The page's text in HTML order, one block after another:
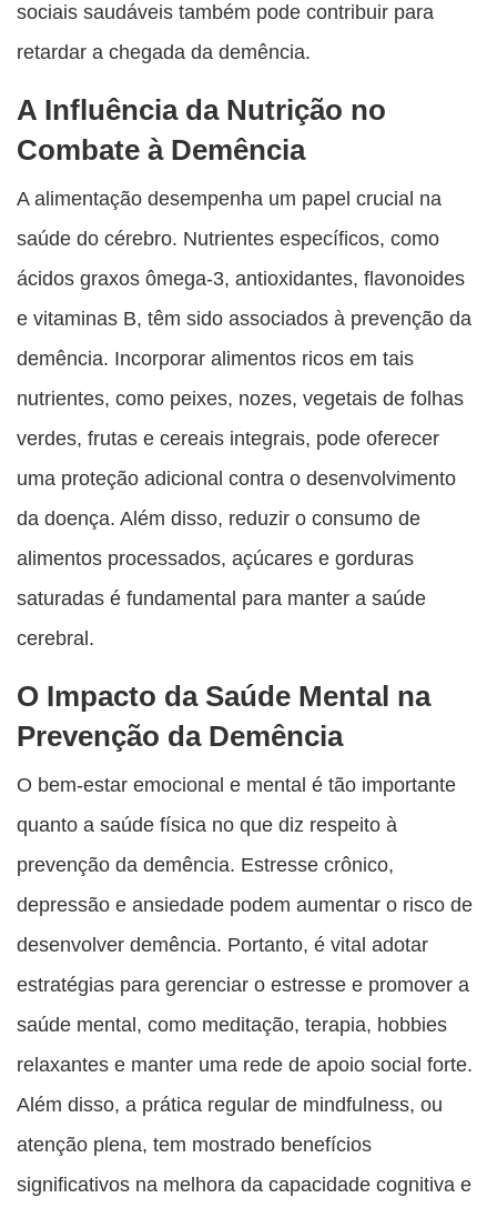
sociais saudáveis também pode contribuir para
retardar a chegada da demência.
A Influência da Nutrição no
Combate à Demência
A alimentação desempenha um papel crucial na
saúde do cérebro. Nutrientes específicos, como
ácidos graxos ômega-3, antioxidantes, flavonoides
e vitaminas B, têm sido associados à prevenção da
demência. Incorporar alimentos ricos em tais
nutrientes, como peixes, nozes, vegetais de folhas
verdes, frutas e cereais integrais, pode oferecer
uma proteção adicional contra o desenvolvimento
da doença. Além disso, reduzir o consumo de
alimentos processados, açúcares e gorduras
saturadas é fundamental para manter a saúde
cerebral.
O Impacto da Saúde Mental na
Prevenção da Demência
O bem-estar emocional e mental é tão importante
quanto a saúde física no que diz respeito à
prevenção da demência. Estresse crônico,
depressão e ansiedade podem aumentar o risco de
desenvolver demência. Portanto, é vital adotar
estratégias para gerenciar o estresse e promover a
saúde mental, como meditação, terapia, hobbies
relaxantes e manter uma rede de apoio social forte.
Além disso, a prática regular de mindfulness, ou
atenção plena, tem mostrado benefícios
significativos na melhora da capacidade cognitiva e